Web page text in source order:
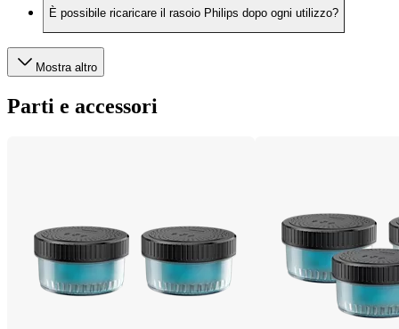
È possibile ricaricare il rasoio Philips dopo ogni utilizzo?
Mostra altro
Parti e accessori